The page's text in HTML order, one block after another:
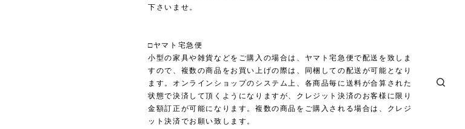
下さいませ。
□ヤマト宅急便
小型の家具や雑貨などをご購入の場合は、ヤマト宅急便で配送を致しま
すので、複数の商品をお買い上げの際は、同梱しての配送が可能となり
ます。オンラインショップのシステム上、各商品毎に送料が合算された
状態で決済して頂くようになりますが、クレジット決済のお客様に限り
金額訂正が可能になります。複数の商品をご購入される場合は、クレジ
ット決済でお願い致します。